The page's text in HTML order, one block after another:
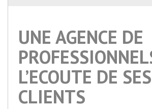
UNE AGENCE DE
L’ECOUTE DE SES
CLIENTS